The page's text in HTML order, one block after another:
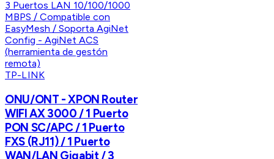
TP-LINK
ONU/ONT - XPON Router
WIFI AX 3000 / 1 Puerto
PON SC/APC / 1 Puerto
FXS (RJ11) / 1 Puerto
WAN/LAN Gigabit / 3